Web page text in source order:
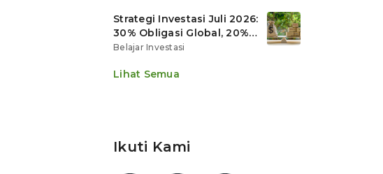
Strategi Investasi Juli 2026:
30% Obligasi Global, 20%
Emas, Saham Ekspor Jadi
Belajar Investasi
Lihat Semua
Ikuti Kami